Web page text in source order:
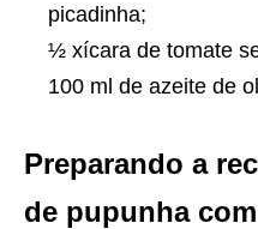
picadinha;
½ xícara de tomate
100 ml de azeite de
Preparando a
de pupunha